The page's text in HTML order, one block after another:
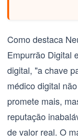
Como destaca
Empurrão Digital
digital, "a chave
médico digital
promete mais,
reputação
de valor real. O